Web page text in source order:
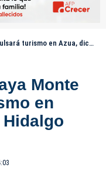
en Azua, dice alcalde Hidalgo
Monte
en